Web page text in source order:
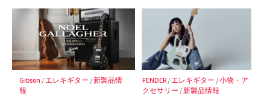
Gibson /エレキギター /新製品情
報
FENDER/エレキギター /小物・ア
クセサリー /新製品情報